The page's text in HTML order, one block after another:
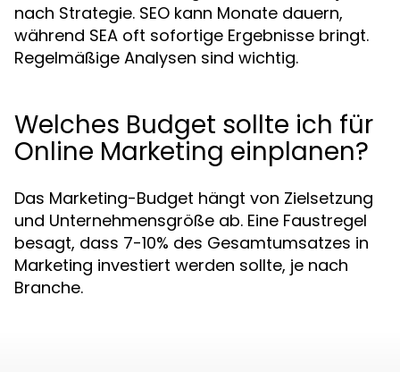
nach Strategie. SEO kann Monate dauern,
während SEA oft sofortige Ergebnisse bringt.
Regelmäßige Analysen sind wichtig.
Welches Budget sollte ich für
Online Marketing einplanen?
Das Marketing-Budget hängt von Zielsetzung
und Unternehmensgröße ab. Eine Faustregel
besagt, dass 7-10% des Gesamtumsatzes in
Marketing investiert werden sollte, je nach
Branche.